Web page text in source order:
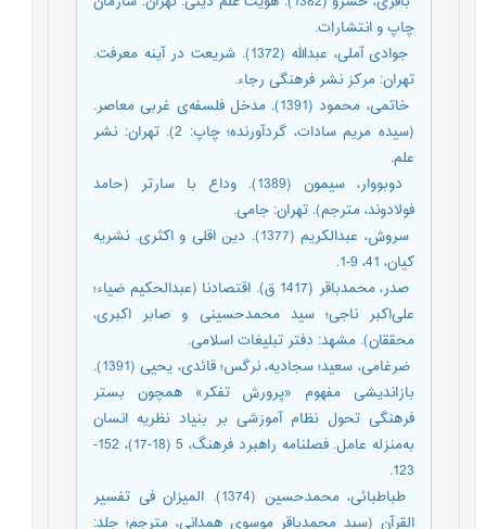
چاپ و انتشارات.
­ جوادی آملی، عبدالله (1372). شریعت در آینه معرفت.
تهران: مرکز نشر فرهنگی رجاء.
­ خاتمی، محمود (1391). مدخل فلسفه‌ی غربی معاصر.
(سیده مریم سادات، گردآورنده؛ چاپ: 2). تهران: نشر
علم.
­ دوبووار، سیمون (1389). وداع با سارتر (حامد
فولادوند، مترجم). تهران: جامی.
­ سروش، عبدالکریم (1377). دین اقلی و اکثری. نشریه
کیان، 41، 9-1.
­ صدر، محمدباقر (1417 ق). اقتصادنا (عبدالحکیم ضیاء؛
علی‌اکبر ناجی؛ سید محمدحسینی و صابر اکبری،
محققان). مشهد: دفتر تبلیغات اسلامی.
­ ضرغامی، سعید؛ سجادیه، نرگس؛ قائدی، یحیی (1391).
بازاندیشی مفهوم «پرورش تفکر» همچون بستر
فرهنگی تحول نظام آموزشی بر بنیاد نظریه انسان
به‌منزله عامل. فصلنامه راهبرد فرهنگ، 5 (18-17)، 152-
123.
­ طباطبائی، محمدحسین (1374). المیزان فی تفسیر
القرآن (سید محمدباقر موسوی همدانی، مترجم؛ جلد: